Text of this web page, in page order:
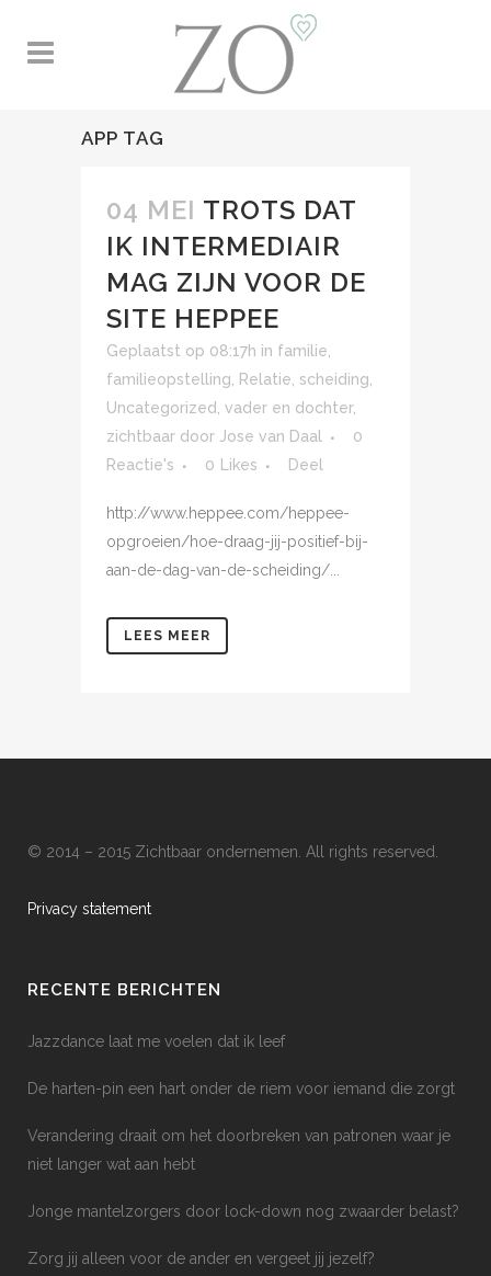
APP TAG
04 MEI TROTS DAT
IK INTERMEDIAIR
MAG ZIJN VOOR DE
SITE HEPPEE
Geplaatst op 08:17h in familie
familieopstelling
Relatie scheiding
Uncategorized vader en dochter,
zichtbaar door Jose van Daal
0
Reactie's
0 Likes Deel
http://www.heppee.com/heppee-
opgroeien/hoe-draag-jij-positief-bij-
aan-de-dag-van-de-scheiding/...
LEES MEER
© 2014 – 2015 Zichtbaar ondernemen. All rights reserved.
Privacy statement
RECENTE BERICHTEN
Jazzdance laat me voelen dat ik leef
De harten-pin een hart onder de riem voor iemand die zorgt
Verandering draait om het doorbreken van patronen waar je
niet langer wat aan hebt
Jonge mantelzorgers door lock-down nog zwaarder belast?
Zorg jij alleen voor de ander en vergeet jij jezelf?